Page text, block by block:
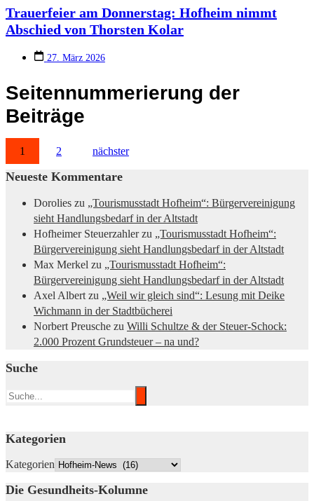
Trauerfeier am Donnerstag: Hofheim nimmt
Abschied von Thorsten Kolar
27. März 2026
Seitennummerierung der
Beiträge
1 2 nächster
Neueste Kommentare
Dorolies zu „Tourismusstadt Hofheim“: Bürgervereinigung
sieht Handlungsbedarf in der Altstadt
Hofheimer Steuerzahlerzu „Tourismusstadt Hofheim“:
Bürgervereinigung sieht Handlungsbedarf in der Altstadt
Max Merkel zu „Tourismusstadt Hofheim“:
Bürgervereinigung sieht Handlungsbedarf in der Altstadt
Axel Albert zu „Weil wir gleich sind“: Lesung mit Deike
Wichmann in der Stadtbücherei
Norbert Preusche zu Willi Schultze & der Steuer-Schock:
2.000 Prozent Grundsteuer – na und?
Suche
Kategorien
Kategorien
Die Gesundheits-Kolumne